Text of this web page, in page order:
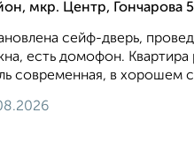
мкр. Центр, Гончарова 5
сейф-дверь,
есть домофон.
современная, в хорошем